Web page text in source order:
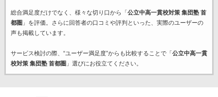
総合満足度だけでなく、様々な切り口から「 公立中高一貫校対策 集団塾 首
都圏 」を評価。さらに回答者の口コミや評判といった、実際のユーザーの
声も掲載しています。
サービス検討の際、“ユーザー満足度”からも比較することで「 公立中高一貫
校対策 集団塾 首都圏 」選びにお役立てください。